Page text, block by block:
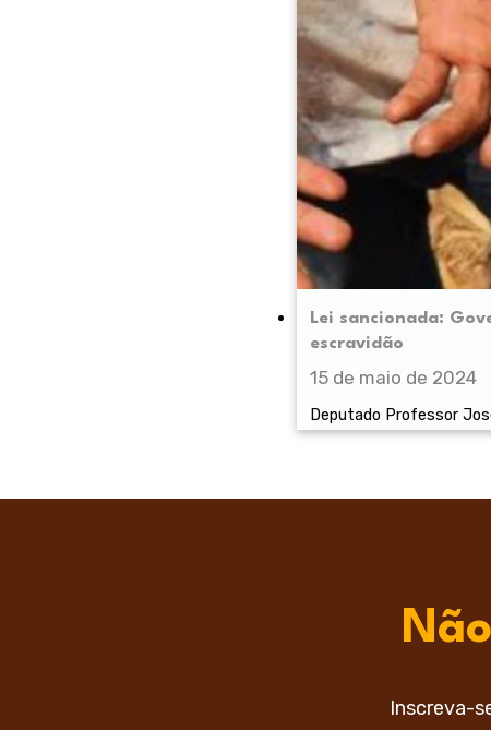
Lei sancionada:
escravidão
15 de maio de 2024
Deputado Professor
Inscreva-